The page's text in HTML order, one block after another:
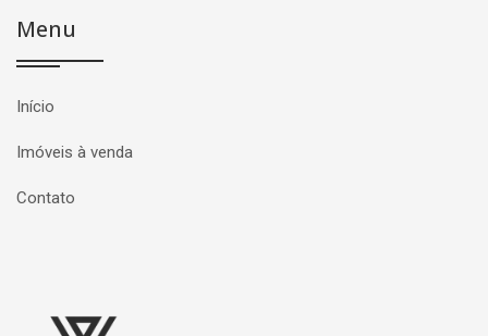
Menu
Início
Imóveis à venda
Contato